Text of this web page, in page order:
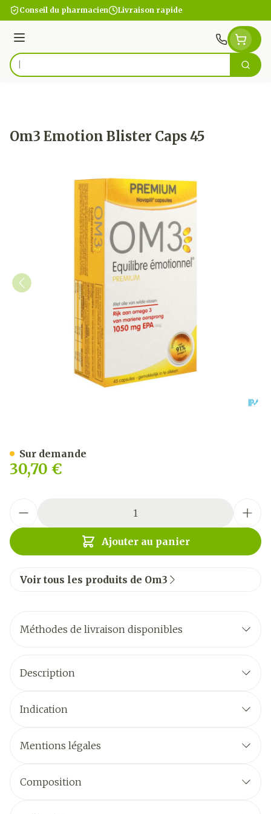
Aller au contenu
Conseil du pharmacien Livraison rapide
Menu
Rechercher
Om3 Emotion Blister Caps 45
30,70 €
Ajouter au panier
Sur demande
Voir tous les produits de Om3
Méthodes de livraison disponibles
Description
Indication
Mentions légales
Composition